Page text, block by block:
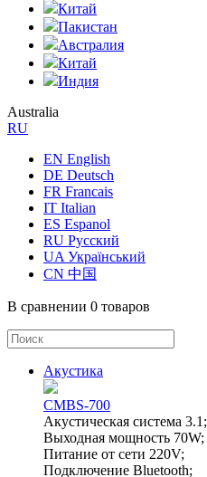
Китай
Пакистан
Австралия
Китай
Индия
Australia
RU
EN English
DE Deutsch
FR Francais
IT Italian
ES Espanol
RU Русский
UA Український
CN 中国
В сравнении 0 товаров
Акустика
CMBS-700
Акустическая система 3.1;
Выходная мощность 70W;
Питание от сети 220V;
Подключение Bluetooth;